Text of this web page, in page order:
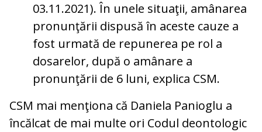
03.11.2021). În unele situaţii, amânarea
pronunţării dispusă în aceste cauze a
fost urmată de repunerea pe rol a
dosarelor, după o amânare a
pronunţării de 6 luni, explica CSM.
CSM mai menţiona că Daniela Panioglu a
încălcat de mai multe ori Codul deontologic